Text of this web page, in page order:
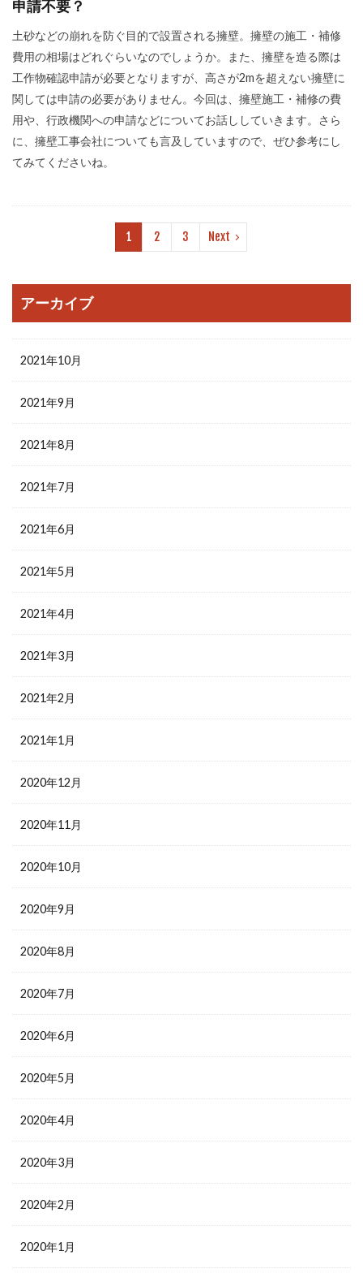
申請不要？
土砂などの崩れを防ぐ目的で設置される擁壁。擁壁の施工・補修
費用の相場はどれぐらいなのでしょうか。また、擁壁を造る際は
工作物確認申請が必要となりますが、高さが2mを超えない擁壁に
関しては申請の必要がありません。今回は、擁壁施工・補修の費
用や、行政機関への申請などについてお話ししていきます。さら
に、擁壁工事会社についても言及していますので、ぜひ参考にし
てみてくださいね。
1 2 3 Next
アーカイブ
2021年10月
2021年9月
2021年8月
2021年7月
2021年6月
2021年5月
2021年4月
2021年3月
2021年2月
2021年1月
2020年12月
2020年11月
2020年10月
2020年9月
2020年8月
2020年7月
2020年6月
2020年5月
2020年4月
2020年3月
2020年2月
2020年1月